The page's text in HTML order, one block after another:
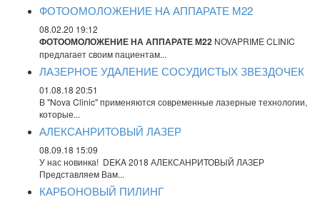
ФОТООМОЛОЖЕНИЕ НА АППАРАТЕ М22
08.02.20 19:12
ФОТООМОЛОЖЕНИЕ НА АППАРАТЕ М22 NOVAPRIME CLINIC
предлагает своим пациентам...
ЛАЗЕРНОЕ УДАЛЕНИЕ СОСУДИСТЫХ ЗВЕЗДОЧЕК
01.08.18 20:51
В "Nova Clinic" применяются современные лазерные технологии,
которые...
АЛЕКСАНРИТОВЫЙ ЛАЗЕР
08.09.18 15:09
У нас новинка! DEKA 2018 АЛЕКСАНРИТОВЫЙ ЛАЗЕР
Представляем Вам...
КАРБОНОВЫЙ ПИЛИНГ